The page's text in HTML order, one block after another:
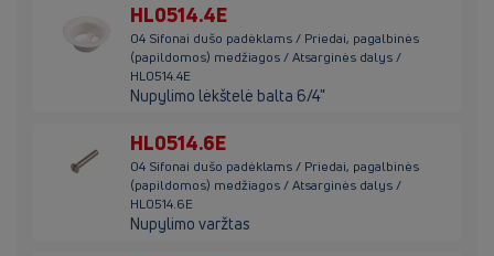
HL0514.4E
04 Sifonai dušo padėklams / Priedai, pagalbinės
(papildomos) medžiagos / Atsarginės dalys /
HL0514.4E
Nupylimo lėkštelė balta 6/4"
HL0514.6E
04 Sifonai dušo padėklams / Priedai, pagalbinės
(papildomos) medžiagos / Atsarginės dalys /
HL0514.6E
Nupylimo varžtas